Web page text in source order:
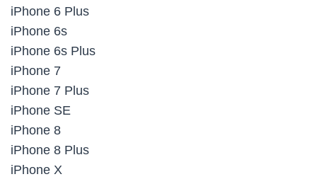
iPhone 6 Plus
iPhone 6s
iPhone 6s Plus
iPhone 7
iPhone 7 Plus
iPhone SE
iPhone 8
iPhone 8 Plus
iPhone X